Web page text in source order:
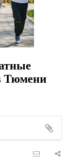
Тюмени